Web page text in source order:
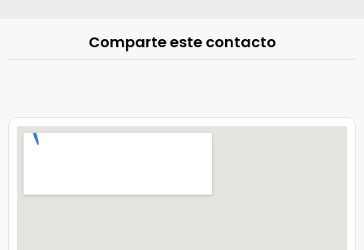
Comparte este contacto